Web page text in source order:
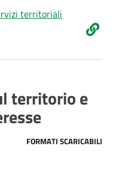
territoriali
territorio e
FORMATI SCARICABILI